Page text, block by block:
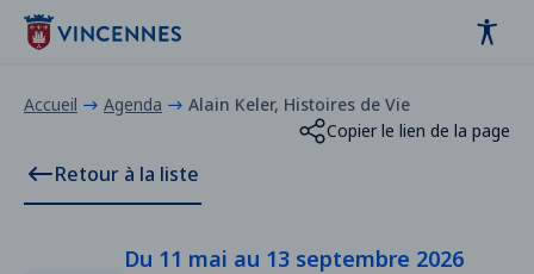
contenu
Accueil Agenda
Alain Keler, Histoires de Vie
Copier le lien de la page
Retour à la liste
Du 11 mai au 13 septembre 2026
Panneau de gestion des cookies